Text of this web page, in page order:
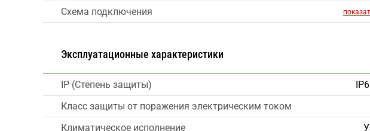
Схема подключения
Эксплуатационные характеристики
IP (Степень защиты)
Класс защиты от поражения электрическим током
Климатическое исполнение